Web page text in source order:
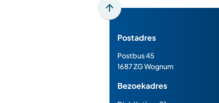
Scroll
boven
het
van
de
Postadres
Postbus 45
1687 ZG Wognum
Bezoekadres